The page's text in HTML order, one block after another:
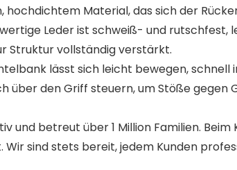
hochdichtem Material, das sich der
Leder ist schweiß- und rutschfest,
Struktur vollständig verstärkt.
lässt sich leicht bewegen,
über den Griff steuern, um Stöße gegen
und betreut über 1 Million Familien. Beim
sind stets bereit, jedem Kunden